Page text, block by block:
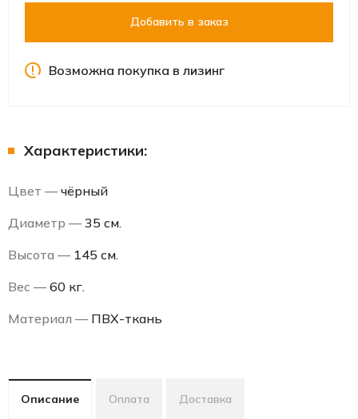
Добавить в заказ
Возможна покупка в лизинг
Характеристики:
Цвет — чёрный
Диаметр — 35 см.
Высота — 145 см.
Вес — 60 кг.
Материал — ПВХ-ткань
Описание Оплата Доставка